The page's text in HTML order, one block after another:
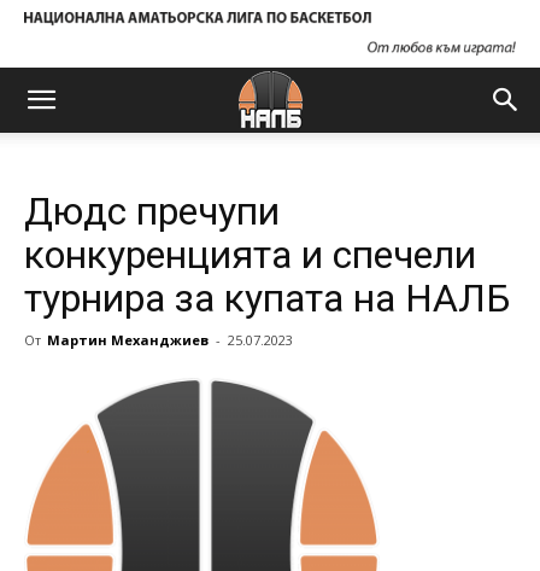
Дюдс пречупи
конкуренцията и спечели
турнира за купата на НАЛБ
От Мартин Механджиев - 25.07.2023